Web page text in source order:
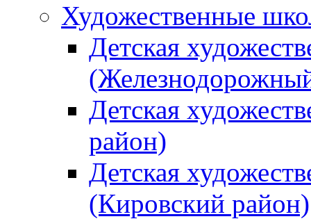
Художественные
Детская
Детская
район)
Детская
(Кировский район)